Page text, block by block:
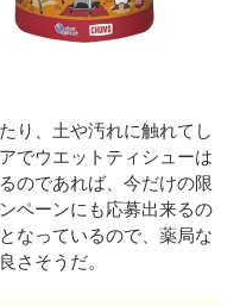
り、土や汚れに触れてし
でウエットティシューは
のであれば、今だけの限
ペーンにも応募出来るの
となっているので、薬局な
さそうだ。